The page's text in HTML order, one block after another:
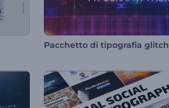
Pacchetto di tipografia glitch